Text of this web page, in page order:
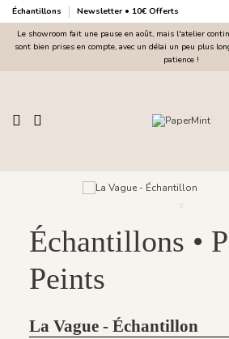
Échantillons Newsletter • 10€ Offerts
Le showroom fait une pause en août, mais l'atelier
sont bien prises en compte, avec un délai un peu plus
patience !
Échantillons •
Peints
La Vague - Échantillon